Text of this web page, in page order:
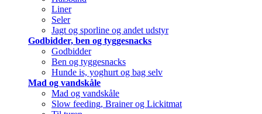
Liner
Seler
Jagt og sporline og andet udstyr
Godbidder, ben og tyggesnacks
Godbidder
Ben og tyggesnacks
Hunde is, yoghurt og bag selv
Mad og vandskåle
Mad og vandskåle
Slow feeding, Brainer og Lickitmat